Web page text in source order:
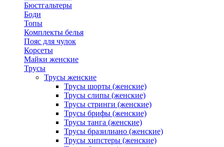
Бюстгальтеры
Боди
Топы
Комплекты белья
Пояс для чулок
Корсеты
Майки женские
Трусы
Трусы женские
Трусы шорты (женские)
Трусы слипы (женские)
Трусы стринги (женские)
Трусы брифы (женские)
Трусы танга (женские)
Трусы бразилиано (женские)
Трусы хипстеры (женские)